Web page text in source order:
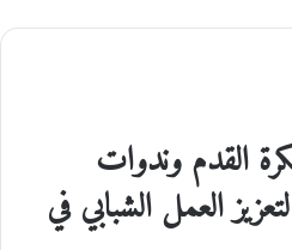
القدم وندوات
العمل الشبابي في